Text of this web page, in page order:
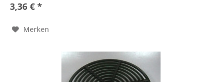
3,36 € *
Merken